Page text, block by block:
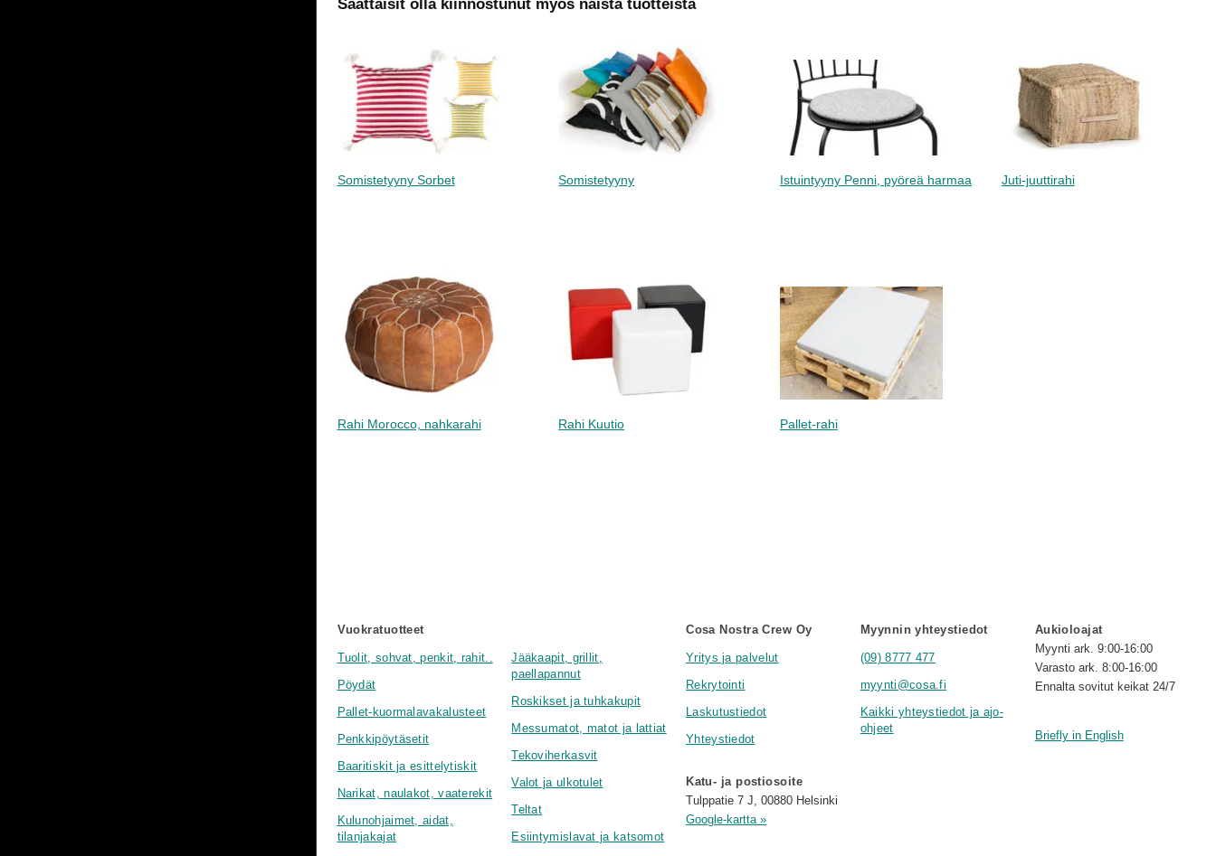
Saattaisit olla kiinnostunut myös näistä tuotteista
Somistetyyny Sorbet Somistetyyny Istuintyyny Penni, pyöreä harmaa Juti-juuttirahi
Rahi Morocco, nahkarahi Rahi Kuutio Pallet-rahi
Vuokratuotteet
Tuolit, sohvat, penkit, rahit..
Pöydät
Pallet-kuormalavakalusteet
Penkkipöytäsetit
Baaritiskit ja esittelytiskit
Narikat, naulakot, vaaterekit
Kulunohjaimet, aidat,
tilanjakajat
Jääkaapit, grillit,
paellapannut
Roskikset ja tuhkakupit
Messumatot, matot ja lattiat
Tekoviherkasvit
Valot ja ulkotulet
Teltat
Esiintymislavat ja katsomot
Cosa Nostra Crew Oy
Yritys ja palvelut
Rekrytointi
Laskutustiedot
Yhteystiedot
Katu- ja postiosoite
Tulppatie 7 J, 00880 Helsinki
Google-kartta »
Myynnin yhteystiedot
(09) 8777 477
myynti@cosa.fi
Kaikki yhteystiedot ja ajo-
ohjeet
Aukioloajat
Myynti ark. 9:00-16:00
Varasto ark. 8:00-16:00
Ennalta sovitut keikat 24/7
Briefly in English